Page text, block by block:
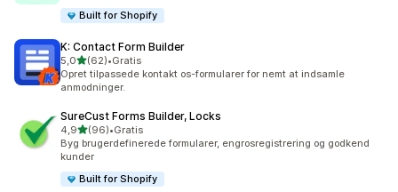
Built for Shopify
K: Contact Form Builder
5,0ud af 5 stjerner
(62)
62 anmeldelser i alt
•Gratis
Opret tilpassede kontakt os-formularer for nemt at indsamle
anmodninger.
SureCust Forms Builder, Locks
4,9ud af 5 stjerner
(96)
96 anmeldelser i alt
•Gratis
Byg brugerdefinerede formularer, engrosregistrering og godkend
kunder
Built for Shopify